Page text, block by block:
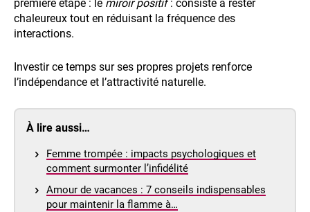
première étape : le miroir positif: consiste à rester
chaleureux tout en réduisant la fréquence des
interactions.
Investir ce temps sur ses propres projets renforce
l’indépendance et l’attractivité naturelle.
À lire aussi…
Femme trompée : impacts psychologiques et
comment surmonter l’infidélité
Amour de vacances : 7 conseils indispensables
pour maintenir la flamme à…